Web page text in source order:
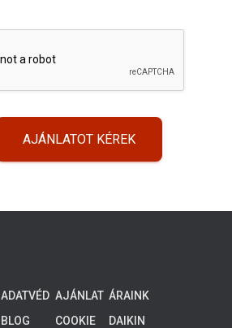
AJÁNLATOT KÉREK
ADATVÉD AJÁNLAT ÁRAINK
BLOG
COOKIE
DAIKIN